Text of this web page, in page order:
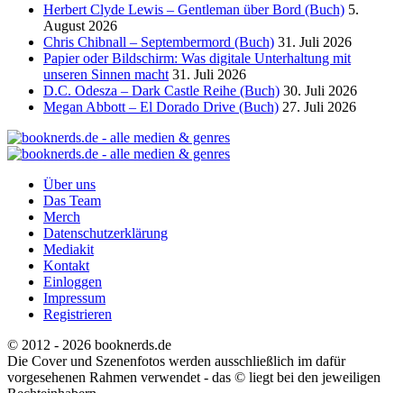
Herbert Clyde Lewis – Gentleman über Bord (Buch) 5.
August 2026
Chris Chibnall – Septembermord (Buch) 31. Juli 2026
Papier oder Bildschirm: Was digitale Unterhaltung mit
unseren Sinnen macht 31. Juli 2026
D.C. Odesza – Dark Castle Reihe (Buch) 30. Juli 2026
Megan Abbott – El Dorado Drive (Buch) 27. Juli 2026
Über uns
Das Team
Merch
Datenschutzerklärung
Mediakit
Kontakt
Einloggen
Impressum
Registrieren
© 2012 - 2026 booknerds.de
Die Cover und Szenenfotos werden ausschließlich im dafür
vorgesehenen Rahmen verwendet - das © liegt bei den jeweiligen